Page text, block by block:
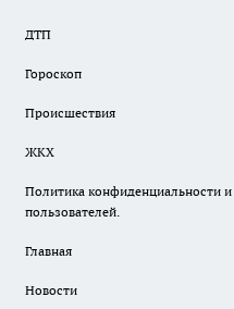
ДТП
Гороскоп
Происшествия
ЖКХ
Политика конфиденциальности
пользователей.
Главная
Новости